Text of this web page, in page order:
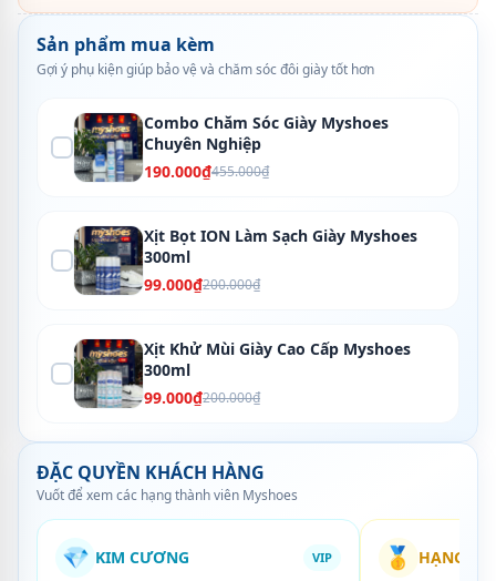
Sản phẩm mua kèm
Gợi ý phụ kiện giúp bảo vệ và chăm sóc đôi giày tốt hơn
Combo Chăm Sóc Giày Myshoes
Chuyên Nghiệp
190.000₫455.000₫
Xịt Bọt ION Làm Sạch Giày Myshoes
300ml
99.000₫200.000₫
Xịt Khử Mùi Giày Cao Cấp Myshoes
300ml
99.000₫200.000₫
ĐẶC QUYỀN KHÁCH HÀNG
Vuốt để xem các hạng thành viên Myshoes
💎 KIM CƯƠNG VIP 🥇 HẠNG